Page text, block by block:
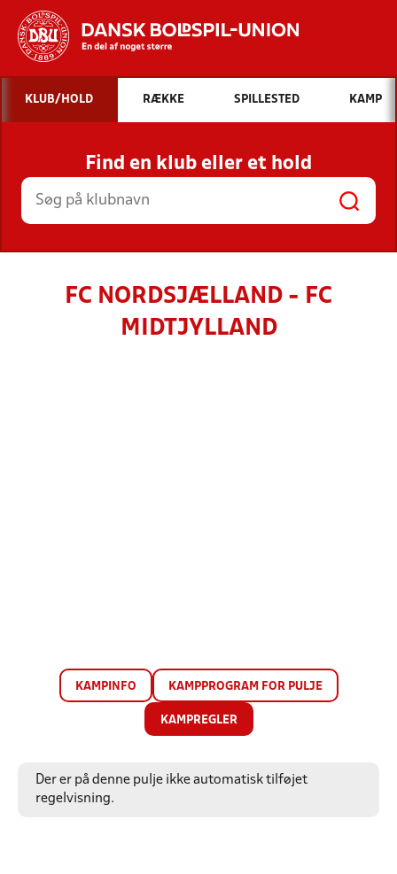
Hvad vil du søge efter?
INDHOLD OG NYHEDER
STILLINGER, RESULTATER, KLUBBER OG
HOLD
KLUB/HOLD RÆKKE SPILLESTED KAMP
Find en klub eller et hold
FC NORDSJÆLLAND - FC
MIDTJYLLAND
KAMPINFO KAMPPROGRAM FOR PULJE
KAMPREGLER
Der er på denne pulje ikke automatisk tilføjet
regelvisning.